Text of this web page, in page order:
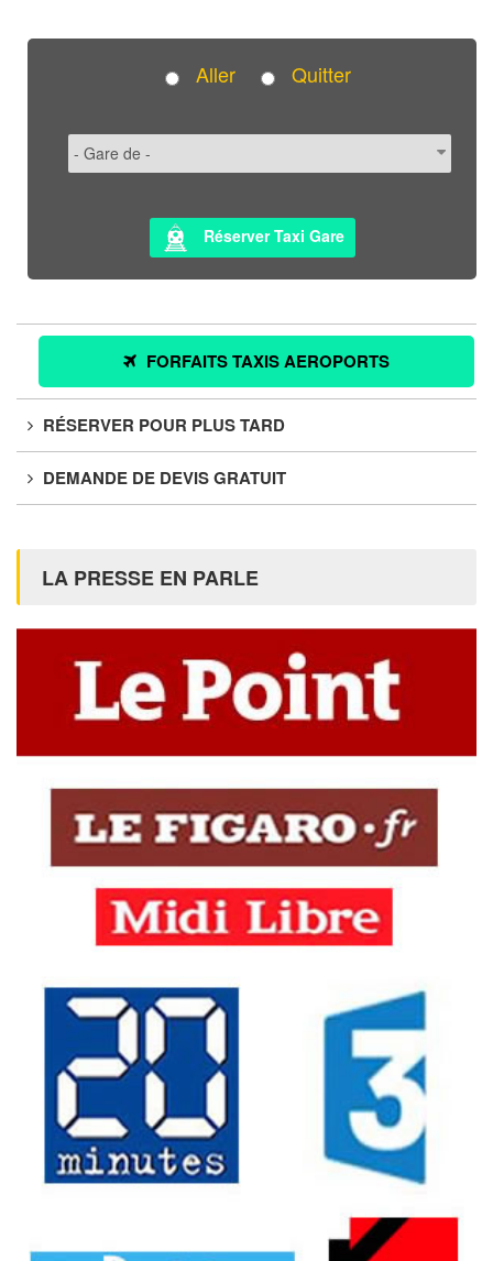
Aller Quitter
Réserver Taxi Gare
FORFAITS TAXIS AEROPORTS
RÉSERVER POUR PLUS TARD
DEMANDE DE DEVIS GRATUIT
LA PRESSE EN PARLE